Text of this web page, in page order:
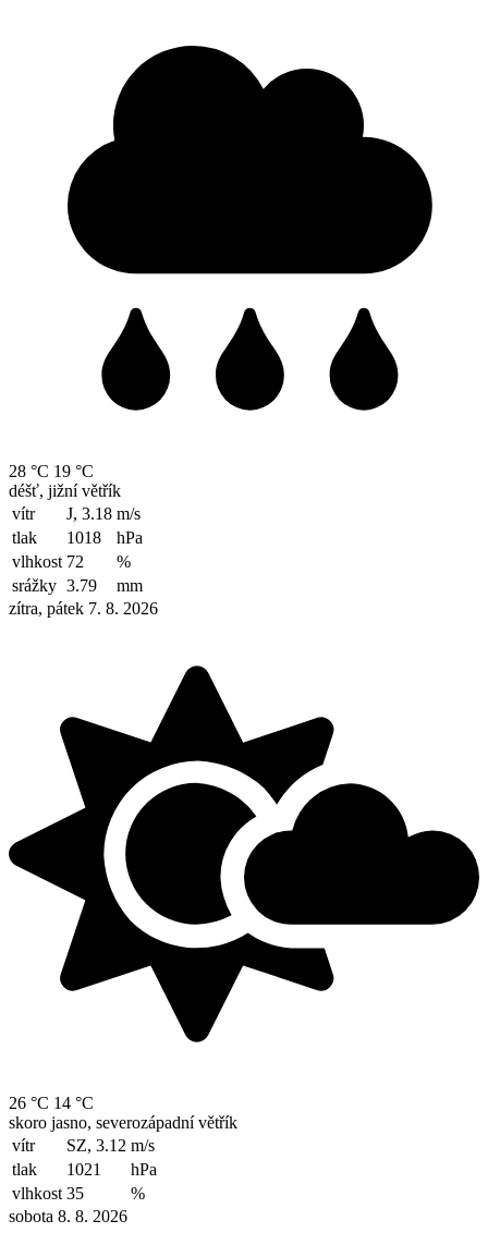
28 °C 19 °C
déšť, jižní větřík
vítr
J, 3.18 m/s
tlak
1018
hPa
vlhkost 72
%
srážky 3.79
mm
zítra, pátek 7. 8. 2026
26 °C 14 °C
skoro jasno, severozápadní větřík
vítr
SZ, 3.12 m/s
tlak
1021
hPa
vlhkost 35
%
sobota 8. 8. 2026